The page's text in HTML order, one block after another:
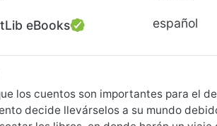
eBooks español
los cuentos son importantes para el
decide llevárselos a su mundo